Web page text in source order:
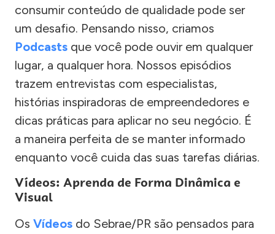
consumir conteúdo de qualidade pode ser
um desafio. Pensando nisso, criamos
Podcasts que você pode ouvir em qualquer
lugar, a qualquer hora. Nossos episódios
trazem entrevistas com especialistas,
histórias inspiradoras de empreendedores e
dicas práticas para aplicar no seu negócio. É
a maneira perfeita de se manter informado
enquanto você cuida das suas tarefas diárias.
Vídeos: Aprenda de Forma Dinâmica e
Visual
Os Vídeos do Sebrae/PR são pensados para